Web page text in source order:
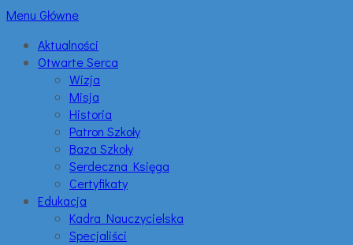
Menu Główne
Aktualności
Otwarte Serca
Wizja
Misja
Historia
Patron Szkoły
Baza Szkoły
Serdeczna Księga
Certyfikaty
Edukacja
Kadra Nauczycielska
Specjaliści